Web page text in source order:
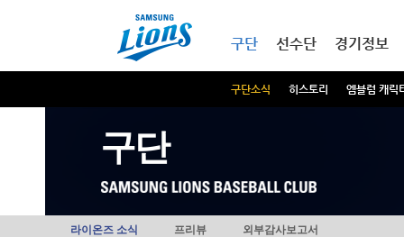
구단
구단소식 히스토리 엠블럼 캐릭
선수단 경기정보
구단
라이온즈 소식 프리뷰 외부감사보고서